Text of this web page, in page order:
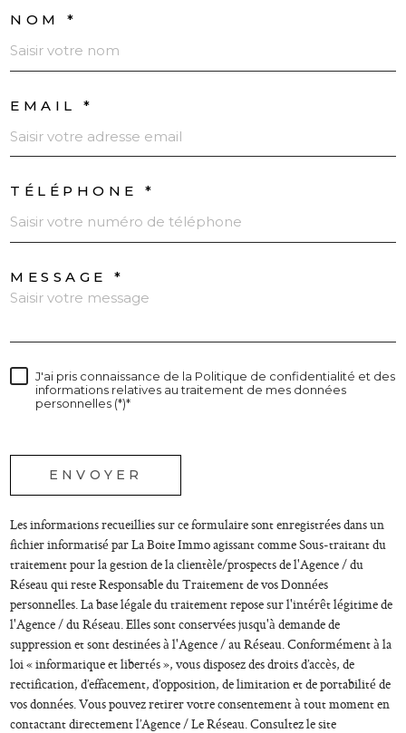
NOM *
EMAIL *
TÉLÉPHONE *
MESSAGE *
J'ai pris connaissance de la Politique de confidentialité et des
informations relatives au traitement de mes données
personnelles (*)*
ENVOYER
Les informations recueillies sur ce formulaire sont enregistrées dans un
fichier informatisé par La Boite Immo agissant comme Sous-traitant du
traitement pour la gestion de la clientèle/prospects de l'Agence / du
Réseau qui reste Responsable du Traitement de vos Données
personnelles. La base légale du traitement repose sur l'intérêt légitime de
l'Agence / du Réseau. Elles sont conservées jusqu'à demande de
suppression et sont destinées à l'Agence / au Réseau. Conformément à la
loi « informatique et libertés », vous disposez des droits d’accès, de
rectification, d’effacement, d’opposition, de limitation et de portabilité de
vos données. Vous pouvez retirer votre consentement à tout moment en
contactant directement l’Agence / Le Réseau. Consultez le site